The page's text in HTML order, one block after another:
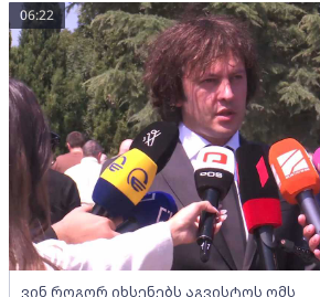
ვინ როგორ იხსენებს აგვისტოს ომს
06:22